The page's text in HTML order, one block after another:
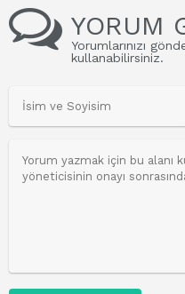
YORUM
Yorumlarınızı
kullanabilirsiniz.